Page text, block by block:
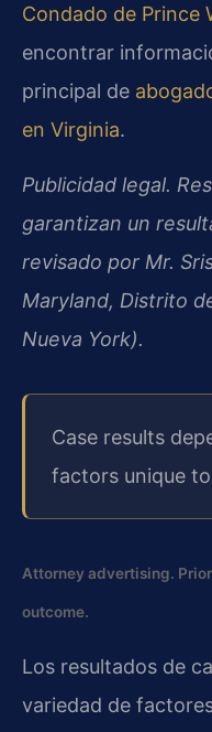
Condado de Prince
encontrar
principal de
en Virginia.
Publicidad legal.
garantizan un
revisado por Mr.
Maryland, Distrito
Nueva York).
Case results
factors unique
Attorney advertising.
outcome.
Los resultados de
variedad de